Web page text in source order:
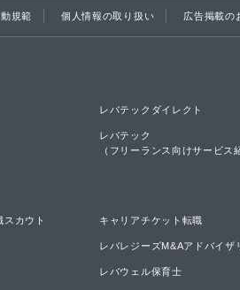
規範 個人情報の取り扱い 広告掲載の
レバテックダイレクト
レバテック
（フリーランス向けサービス
スカウト キャリアチケット転職
レバレジーズM&Aアドバイザ
レバウェル保育士